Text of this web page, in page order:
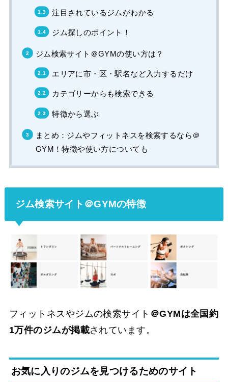
注目されているジムがわかる
ジム探しのポイント！
ジム検索サイト＠GYMの使い方は？
エリアに市・区・駅名など入力するだけ
カテゴリーからも検索できる
特徴から選ぶ
まとめ：ジムやフィットネスを検索するなら＠
GYM！特徴や使い方についても
ジム検索サイト＠GYMの特徴
フィットネスやジムの検索サイト ＠GYMは全国約
1万件のジムが掲載されています。
お気に入りのジムを見つけるためのサイト